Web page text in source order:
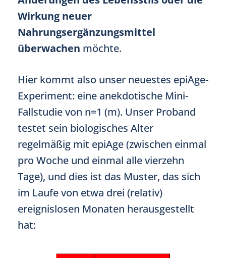
Wirkung neuer
Nahrungsergänzungsmittel
überwachen möchte.
Hier kommt also unser neuestes epiAge-
Experiment: eine anekdotische Mini-
Fallstudie von n=1 (m). Unser Proband
testet sein biologisches Alter
regelmäßig mit epiAge (zwischen einmal
pro Woche und einmal alle vierzehn
Tage), und dies ist das Muster, das sich
im Laufe von etwa drei (relativ)
ereignislosen Monaten herausgestellt
hat: